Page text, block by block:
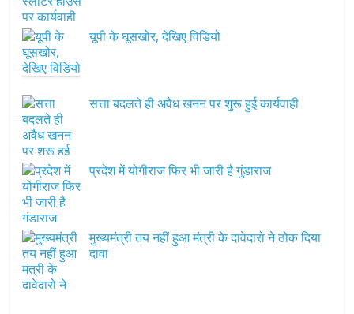
यूपी के घूसखोर, देखिए विडियो
सत्ता बदलते ही अवैध खनन पर शुरू हुई कार्यवाही
प्रदेश में योगीराज फिर भी जारी है गुंडाराज
मुख्यमंत्री तय नहीं हुआ मंत्री के दावेदारो ने ठोक दिया
दावा